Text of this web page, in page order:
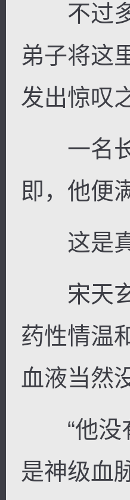
不过多
弟子将这
发出惊叹
一名长
即，他便
这是真
宋天玄
药性情温
血液当然
“他没有
是神级血